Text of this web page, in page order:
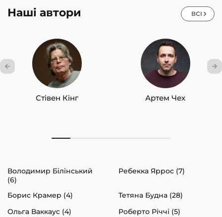
Наші автори ВСІ
Стівен Кінг Артем Чех
Володимир Білінський
(6)
Ребекка Яррос (7)
Борис Крамер (4)
Тетяна Будна (28)
Ольга Ваккаус (4)
Роберто Річчі (5)